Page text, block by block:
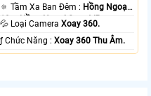
🔅 Tầm Xa Ban Đêm : Hồng Ngoại
10m Hồng Ngoại Smart IR.
💦 Loại CameraXoay 360.
️ƒ Chức Năng :Xoay 360 Thu Âm.